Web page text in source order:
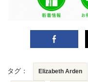
タグ： Elizabeth Arden